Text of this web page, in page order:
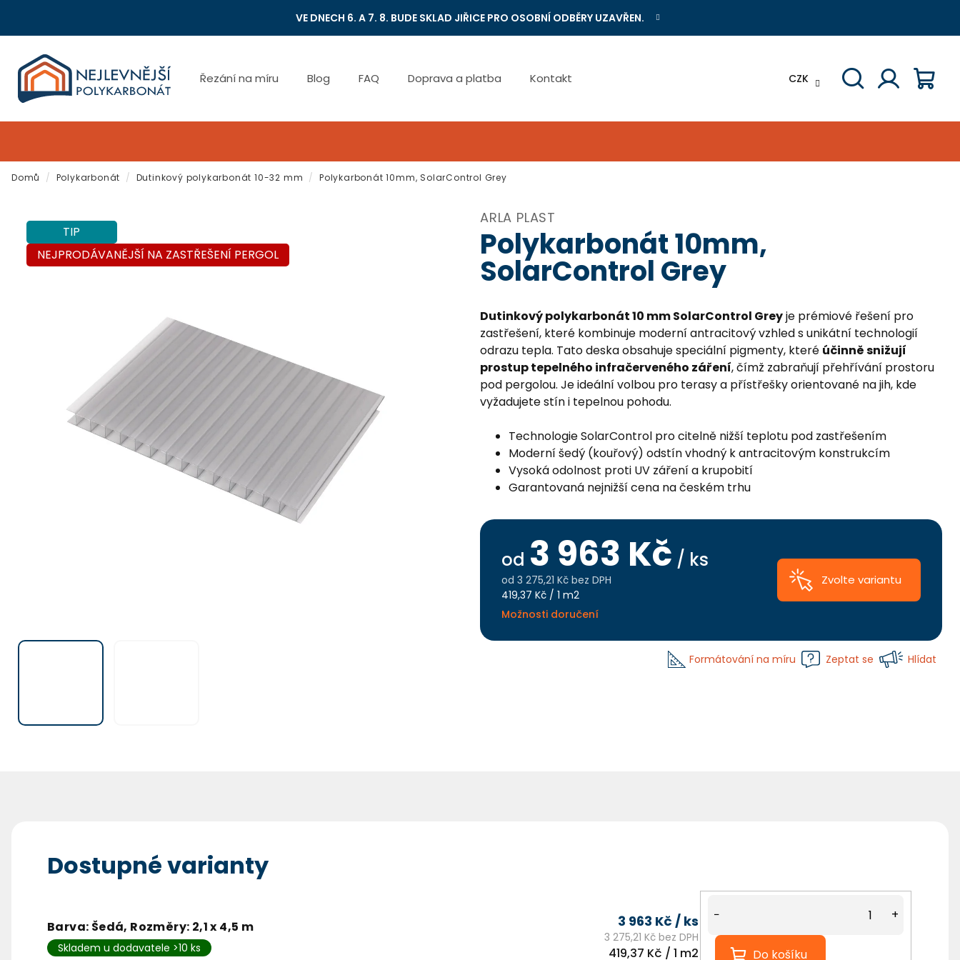
VE DNECH 6. A 7. 8. BUDE SKLAD JIŘICE PRO OSOBNÍ ODBĚRY UZAVŘEN.
CZK
Řezání na míru Blog FAQ Doprava a platba Kontakt
Domů / Polykarbonát / Dutinkový polykarbonát 10-32 mm / Polykarbonát 10mm, SolarControl Grey
ARLA PLAST
Polykarbonát 10mm,
SolarControl Grey
Dutinkový polykarbonát 10 mm SolarControl Greyje prémiové řešení pro
zastřešení, které kombinuje moderní antracitový vzhled s unikátní technologií
odrazu tepla. Tato deska obsahuje speciální pigmenty, které účinně snižují
prostup tepelného infračerveného záření, čímž zabraňují přehřívání prostoru
pod pergolou. Je ideální volbou pro terasy a přístřešky orientované na jih, kde
vyžadujete stín i tepelnou pohodu.
Technologie SolarControl pro citelně nižší teplotu pod zastřešením
Moderní šedý (kouřový) odstín vhodný k antracitovým konstrukcím
Vysoká odolnost proti UV záření a krupobití
Garantovaná nejnižší cena na českém trhu
Zvolte variantu
od 3 963 Kč / ks
od 3 275,21 Kč bez DPH
Měrná
cena:
419,37 Kč / 1 m2
Možnosti doručení
Formátování na míru Zeptat se Hlídat
TIP
NEJPRODÁVANĚJŠÍ NA ZASTŘEŠENÍ PERGOL
Dostupné varianty
Barva: Šedá, Rozměry: 2,1 x 4,5 m
Skladem u dodavatele >10 ks
3 963 Kč / ks
3 275,21 Kč bez DPH
Měrná
419,37 Kč / 1 m2
+
−
Do košíku